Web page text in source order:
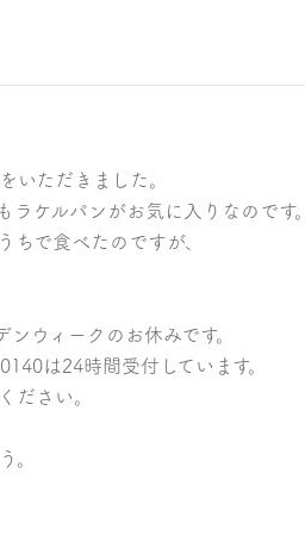
いただきました。
ケルパンがお気に入りなのです。
ちで食べたのですが、
ウィークのお休みです。
は24時間受付しています。
ださい。
。